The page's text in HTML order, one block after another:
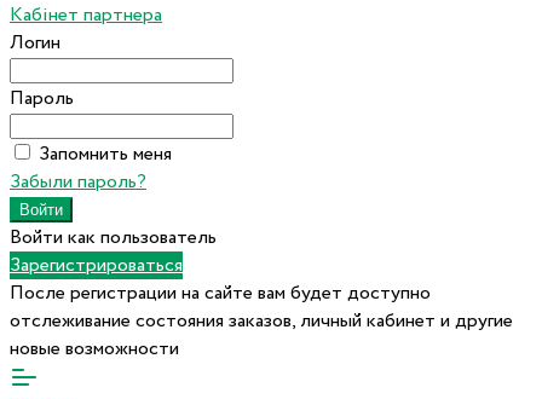
Кабінет партнера
Логин
Пароль
Запомнить меня
Забыли пароль?
Войти как пользователь
Зарегистрироваться
После регистрации на сайте вам будет доступно
отслеживание состояния заказов, личный кабинет и другие
новые возможности